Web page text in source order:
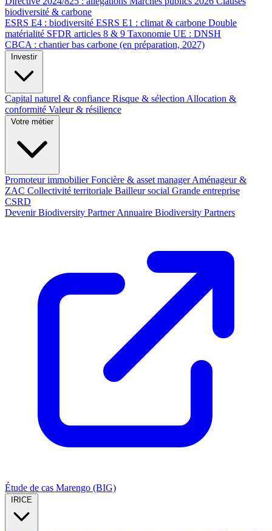
biodiversité & carbone
ESRS E4 : biodiversité ESRS E1 : climat & carbone Double
matérialité SFDR articles 8 & 9 Taxonomie UE : DNSH
CBCA : chantier bas carbone (en préparation, 2027)
Investir
Capital naturel & confiance Risque & sélection Allocation &
conformité Valeur & résilience
Votre métier
Promoteur immobilierFoncière & asset managerAménageur &
ZAC Collectivité territoriale Bailleur social Grande entreprise
CSRD
Devenir Biodiversity PartnerAnnuaire Biodiversity Partners
Étude de cas Marengo (BIG)
IRICE